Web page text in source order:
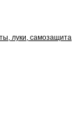
луки, самозащита